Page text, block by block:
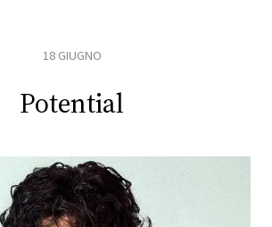
18 GIUGNO
Potential